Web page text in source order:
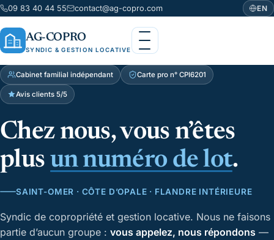
09 83 40 44 55 contact@ag-copro.com EN
AG-COPRO
SYNDIC & GESTION LOCATIVE
Cabinet familial indépendant Carte pro n° CPI6201
Avis clients 5/5
Chez nous, vous n’êtes
plus un numéro de lot.
SAINT-OMER · CÔTE D’OPALE · FLANDRE INTÉRIEURE
Syndic de copropriété et gestion locative. Nous ne faisons
partie d’aucun groupe : vous appelez, nous répondons —